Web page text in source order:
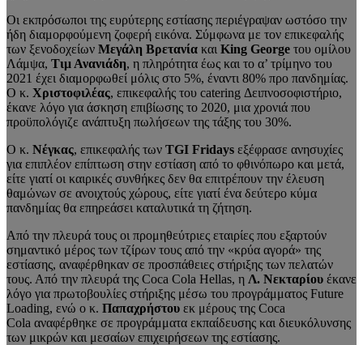
Οι εκπρόσωποι της ευρύτερης εστίασης περιέγραψαν ωστόσο την
ήδη διαμορφούμενη ζοφερή εικόνα. Σύμφωνα με τον επικεφαλής
των ξενοδοχείων Μεγάλη Βρετανία και King George του ομίλου
Λάμψα, Τιμ Ανανιάδη, η πληρότητα έως και το α’ τρίμηνο του
2021 έχει διαμορφωθεί μόλις στο 5%, έναντι 80% προ πανδημίας.
Ο κ. Χριστοφιλέας, επικεφαλής του catering Δειπνοσοφιστήριο,
έκανε λόγο για άσκηση επιβίωσης το 2020, μια χρονιά που
προϋπολόγιζε ανάπτυξη πωλήσεων της τάξης του 30%.
Ο κ. Νέγκας, επικεφαλής των TGI Fridays εξέφρασε ανησυχίες
για επιπλέον επίπτωση στην εστίαση από το φθινόπωρο και μετά,
είτε γιατί οι καιρικές συνθήκες δεν θα επιτρέπουν την έλευση
θαμώνων σε ανοιχτούς χώρους, είτε γιατί ένα δεύτερο κύμα
πανδημίας θα επηρεάσει καταλυτικά τη ζήτηση.
Από την πλευρά τους οι προμηθεύτριες εταιρίες που εξαρτούν
σημαντικό μέρος των τζίρων τους από την «κρύα αγορά» της
εστίασης, αναφέρθηκαν σε προσπάθειες στήριξης των πελατών
τους. Από την πλευρά της Coca Cοla Hellas, η Λ. Νεκταρίου έκανε
λόγο για πρωτοβουλίες στήριξης μέσω του προγράμματος Future
Loading, ενώ ο κ. Παπαχρήστου εκ μέρους της Coca
Cola αναφέρθηκε σε προγράμματα εκπαίδευσης και διευκόλυνσης
των μικρών και μεσαίων επιχειρήσεων της εστίασης.